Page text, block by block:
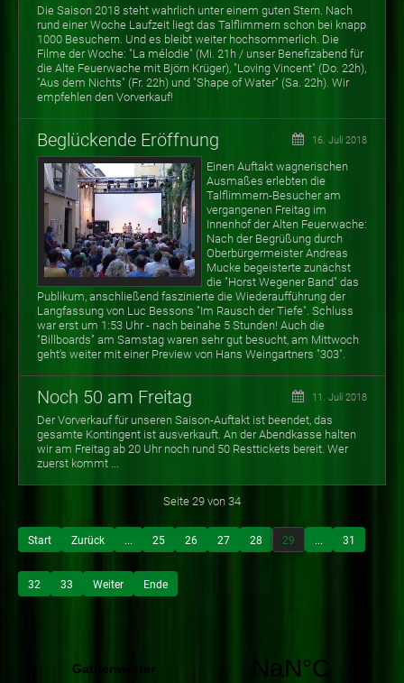
Die Saison 2018 steht wahrlich unter einem guten Stern. Nach
rund einer Woche Laufzeit liegt das Talflimmern schon bei knapp
1000 Besuchern. Und es bleibt weiter hochsommerlich. Die
Filme der Woche: "La mélodie" (Mi. 21h / unser Benefizabend für
die Alte Feuerwache mit Björn Krüger), "Loving Vincent" (Do. 22h),
"Aus dem Nichts" (Fr. 22h) und "Shape of Water" (Sa. 22h). Wir
empfehlen den Vorverkauf!
Beglückende Eröffnung 16. Juli 2018
Einen Auftakt wagnerischen
Ausmaßes erlebten die
Talflimmern-Besucher am
vergangenen Freitag im
Innenhof der Alten Feuerwache:
Nach der Begrüßung durch
Oberbürgermeister Andreas
Mucke begeisterte zunächst
die "Horst Wegener Band" das
Publikum, anschließend faszinierte die Wiederaufführung der
Langfassung von Luc Bessons "Im Rausch der Tiefe". Schluss
war erst um 1:53 Uhr - nach beinahe 5 Stunden! Auch die
"Billboards" am Samstag waren sehr gut besucht, am Mittwoch
geht's weiter mit einer Preview von Hans Weingartners "303".
Noch 50 am Freitag 11. Juli 2018
Der Vorverkauf für unseren Saison-Auftakt ist beendet, das
gesamte Kontingent ist ausverkauft. An der Abendkasse halten
wir am Freitag ab 20 Uhr noch rund 50 Resttickets bereit. Wer
zuerst kommt ...
Seite 29 von 34
Start Zurück ... 25 26 27 28 29 ... 31
32 33 Weiter Ende